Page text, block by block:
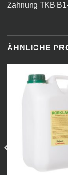
Zahnung TKB
ÄHNLICHE